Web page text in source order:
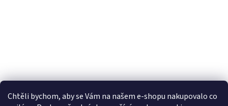
Chtěli bychom, aby se Vám na našem e-shopu nakupovalo co